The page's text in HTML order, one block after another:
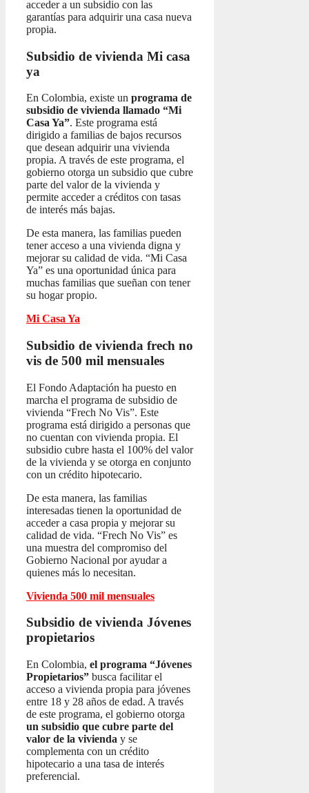
acceder a un subsidio con las
garantías para adquirir una casa nueva
propia.
Subsidio de vivienda Mi casa
ya
En Colombia, existe un programa de
subsidio de vivienda llamado “Mi
Casa Ya”. Este programa está
dirigido a familias de bajos recursos
que desean adquirir una vivienda
propia. A través de este programa, el
gobierno otorga un subsidio que cubre
parte del valor de la vivienda y
permite acceder a créditos con tasas
de interés más bajas.
De esta manera, las familias pueden
tener acceso a una vivienda digna y
mejorar su calidad de vida. “Mi Casa
Ya” es una oportunidad única para
muchas familias que sueñan con tener
su hogar propio.
Mi Casa Ya
Subsidio de vivienda frech no
vis de 500 mil mensuales
El Fondo Adaptación ha puesto en
marcha el programa de subsidio de
vivienda “Frech No Vis”. Este
programa está dirigido a personas que
no cuentan con vivienda propia. El
subsidio cubre hasta el 100% del valor
de la vivienda y se otorga en conjunto
con un crédito hipotecario.
De esta manera, las familias
interesadas tienen la oportunidad de
acceder a casa propia y mejorar su
calidad de vida. “Frech No Vis” es
una muestra del compromiso del
Gobierno Nacional por ayudar a
quienes más lo necesitan.
Vivienda 500 mil mensuales
Subsidio de vivienda Jóvenes
propietarios
En Colombia, el programa “Jóvenes
Propietarios” busca facilitar el
acceso a vivienda propia para jóvenes
entre 18 y 28 años de edad. A través
de este programa, el gobierno otorga
un subsidio que cubre parte del
valor de la vivienda y se
complementa con un crédito
hipotecario a una tasa de interés
preferencial.